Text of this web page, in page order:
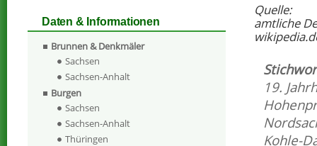
Quelle:
amtliche
19.
Kohle-
Daten & Informationen
Brunnen & Denkmäler
Sachsen
Sachsen-Anhalt
Burgen
Sachsen
Sachsen-Anhalt
Thüringen